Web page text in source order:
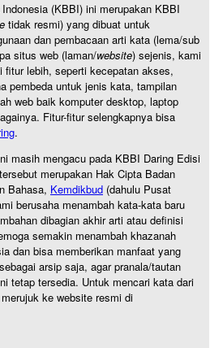
(KBBI) ini merupakan KBBI
tidak resmi) yang dibuat untuk
dan pembacaan arti kata (lema/sub
situs web (laman/website) sejenis, kami
fitur lebih, seperti kecepatan akses,
pembeda untuk jenis kata, tampilan
web baik komputer desktop, laptop
Fitur-fitur selengkapnya bisa
.
masih mengacu pada KBBI Daring Edisi
merupakan Hak Cipta Badan
Bahasa, Kemdikbud (dahulu Pusat
berusaha menambah kata-kata baru
dibagian akhir arti atau definisi
semakin menambah khazanah
dan bisa memberikan manfaat yang
arsip saja, agar pranala/tautan
tetap tersedia. Untuk mencari kata dari
ke website resmi di